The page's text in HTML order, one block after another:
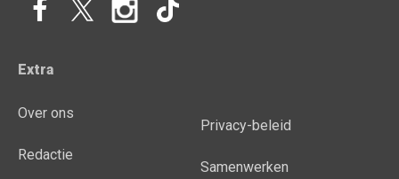
Extra
Over ons
Redactie
Privacy-beleid
Samenwerken